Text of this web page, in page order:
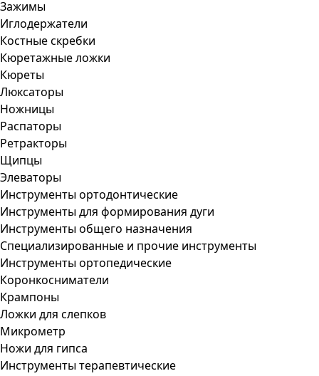
Зажимы
Иглодержатели
Костные скребки
Кюретажные ложки
Кюреты
Люксаторы
Ножницы
Распаторы
Ретракторы
Щипцы
Элеваторы
Инструменты ортодонтические
Инструменты для формирования дуги
Инструменты общего назначения
Специализированные и прочие инструменты
Инструменты ортопедические
Коронкосниматели
Крампоны
Ложки для слепков
Микрометр
Ножи для гипса
Инструменты терапевтические